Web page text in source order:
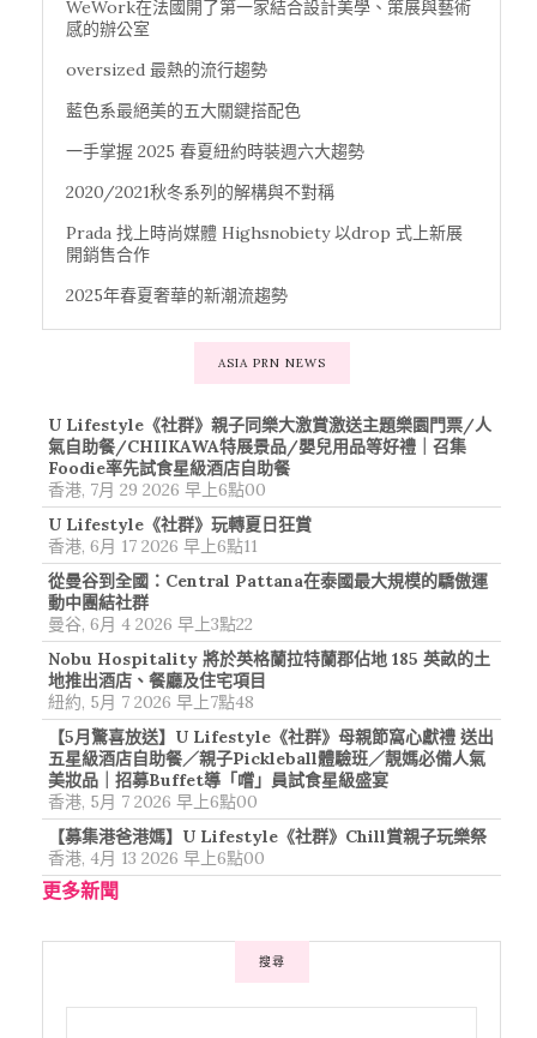
WeWork在法國開了第一家結合設計美學、策展與藝術
感的辦公室
oversized 最熱的流行趨勢
藍色系最絕美的五大關鍵搭配色
一手掌握 2025 春夏紐約時裝週六大趨勢
2020/2021秋冬系列的解構與不對稱
Prada 找上時尚媒體 Highsnobiety 以drop 式上新展
開銷售合作
2025年春夏奢華的新潮流趨勢
ASIA PRN NEWS
U Lifestyle《社群》親子同樂大激賞激送主題樂園門票/人
氣自助餐/CHIIKAWA特展景品/嬰兒用品等好禮｜召集
Foodie率先試食星級酒店自助餐
香港, 7月 29 2026 早上6點00
U Lifestyle《社群》玩轉夏日狂賞
香港, 6月 17 2026 早上6點11
從曼谷到全國：Central Pattana在泰國最大規模的驕傲運
動中團結社群
曼谷, 6月 4 2026 早上3點22
Nobu Hospitality 將於英格蘭拉特蘭郡佔地 185 英畝的土
地推出酒店、餐廳及住宅項目
紐約, 5月 7 2026 早上7點48
【5月驚喜放送】U Lifestyle《社群》母親節窩心獻禮 送出
五星級酒店自助餐／親子Pickleball體驗班／靚媽必備人氣
美妝品｜招募Buffet導「嚐」員試食星級盛宴
香港, 5月 7 2026 早上6點00
【募集港爸港媽】U Lifestyle《社群》Chill賞親子玩樂祭
香港, 4月 13 2026 早上6點00
更多新聞
搜尋